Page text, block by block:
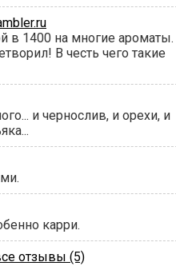
в 1400 на многие ароматы.
В честь чего такие
и чернослив, и орехи, и
карри.
отзывы (5)